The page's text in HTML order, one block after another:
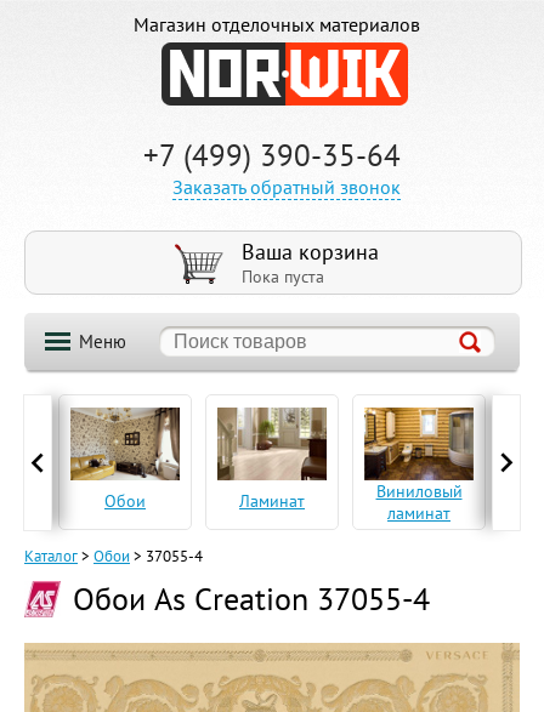
Магазин отделочных материалов
+7 (499) 390-35-64
Заказать обратный звонок
Ваша корзина
Пока пуста
Меню
Обои Ламинат
Виниловый
ламинат
Каталог> Обои> 37055-4
Обои As Creation 37055-4